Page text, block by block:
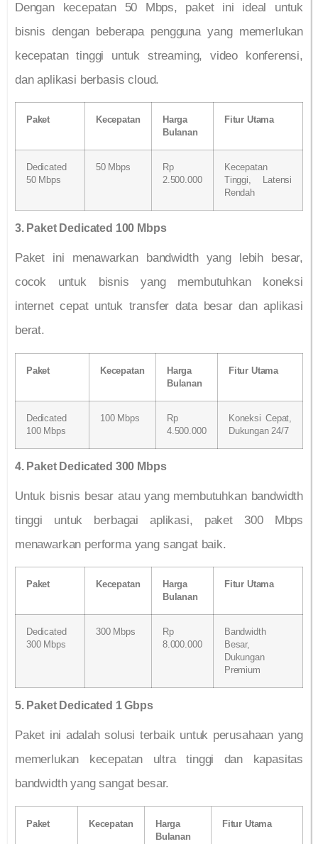
Dengan kecepatan 50 Mbps, paket ini ideal untuk
bisnis dengan beberapa pengguna yang memerlukan
kecepatan tinggi untuk streaming, video konferensi,
dan aplikasi berbasis cloud.
Paket Kecepatan
Harga
Bulanan
Fitur Utama
Dedicated
50 Mbps
50 Mbps
Rp
2.500.000
Kecepatan
Tinggi, Latensi
Rendah
3. Paket Dedicated 100 Mbps
Paket ini menawarkan bandwidth yang lebih besar,
cocok untuk bisnis yang membutuhkan koneksi
internet cepat untuk transfer data besar dan aplikasi
berat.
Paket Kecepatan
Harga
Bulanan
Fitur Utama
Dedicated
100 Mbps
100 Mbps
Rp
4.500.000
Koneksi Cepat,
Dukungan 24/7
4. Paket Dedicated 300 Mbps
Untuk bisnis besar atau yang membutuhkan bandwidth
tinggi untuk berbagai aplikasi, paket 300 Mbps
menawarkan performa yang sangat baik.
Paket Kecepatan
Harga
Bulanan
Fitur Utama
Dedicated
300 Mbps
300 Mbps
Rp
8.000.000
Bandwidth
Besar,
Dukungan
Premium
5. Paket Dedicated 1 Gbps
Paket ini adalah solusi terbaik untuk perusahaan yang
memerlukan kecepatan ultra tinggi dan kapasitas
bandwidth yang sangat besar.
Paket Kecepatan
Harga
Bulanan
Fitur Utama